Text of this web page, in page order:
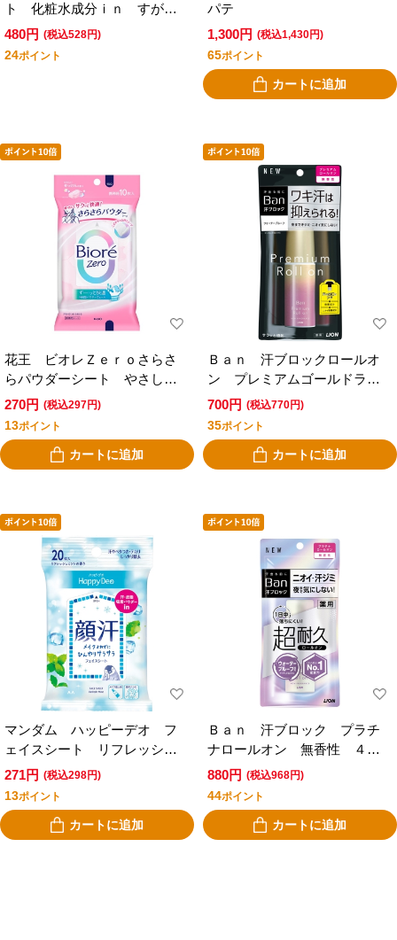
ト 化粧水成分ｉｎ すがす
がしいせっけんの香り
480円 (税込528円)
24ポイント
パテ
1,300円 (税込1,430円)
65ポイント
カートに追加
花王 ビオレＺｅｒｏさらさ
らパウダーシート やさしい
せっけんの香り １０枚
270円 (税込297円)
13ポイント
カートに追加
Ｂａｎ 汗ブロックロールオ
ン プレミアムゴールドラベ
ル 無香性 ４０ｍｌ
700円 (税込770円)
35ポイント
カートに追加
マンダム ハッピーデオ フ
ェイスシート リフレッシュ
ミント ２０枚
271円 (税込298円)
13ポイント
カートに追加
Ｂａｎ 汗ブロック プラチ
ナロールオン 無香性 ４０
ｍｌ
880円 (税込968円)
44ポイント
カートに追加